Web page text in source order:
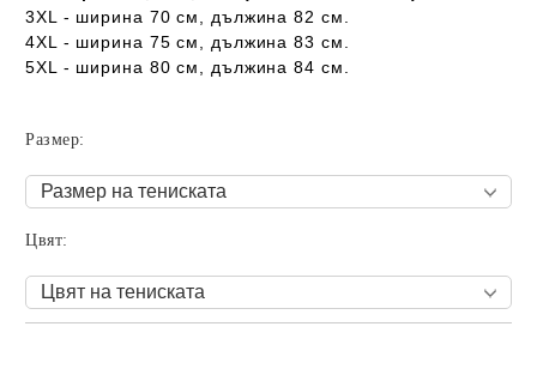
3XL - ширина 70 см, дължина 82 см.
4XL - ширина 75 см, дължина 83 см.
5XL - ширина 80 см, дължина 84 см.
Размер:
Цвят: